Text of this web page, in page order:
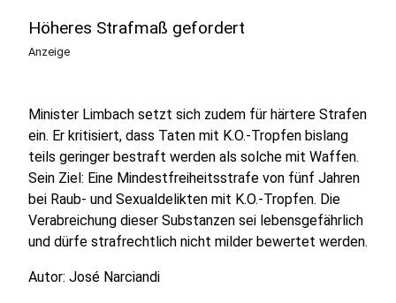
Höheres Strafmaß gefordert
Anzeige
Minister Limbach setzt sich zudem für härtere Strafen
ein. Er kritisiert, dass Taten mit K.O.-Tropfen bislang
teils geringer bestraft werden als solche mit Waffen.
Sein Ziel: Eine Mindestfreiheitsstrafe von fünf Jahren
bei Raub- und Sexualdelikten mit K.O.-Tropfen. Die
Verabreichung dieser Substanzen sei lebensgefährlich
und dürfe strafrechtlich nicht milder bewertet werden.
Autor: José Narciandi